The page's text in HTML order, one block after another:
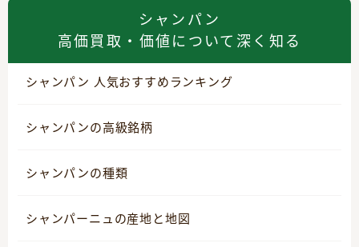
シャンパン
高価買取・価値について深く知る
シャンパン 人気おすすめランキング
シャンパンの高級銘柄
シャンパンの種類
シャンパーニュの産地と地図